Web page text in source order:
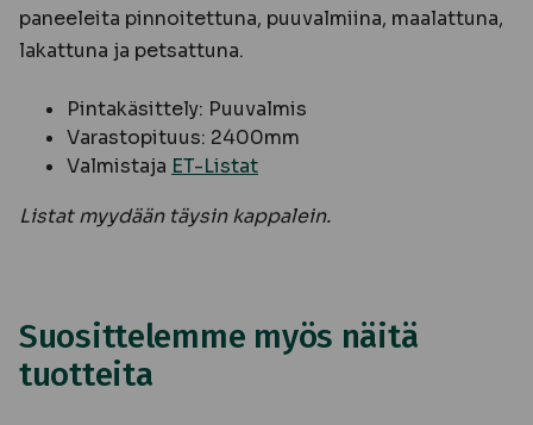
paneeleita pinnoitettuna, puuvalmiina, maalattuna,
lakattuna ja petsattuna.
Pintakäsittely: Puuvalmis
Varastopituus: 2400mm
Valmistaja ET-Listat
Listat myydään täysin kappalein.
Suosittelemme myös näitä
tuotteita